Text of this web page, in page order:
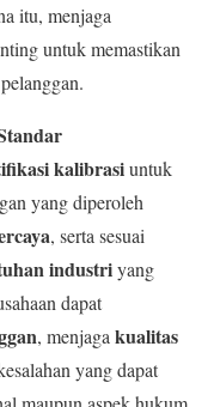
itu, menjaga
untuk memastikan
kalibrasiuntuk
yang diperoleh
, serta sesuai
industriyang
dapat
, menjaga kualitas
yang dapat